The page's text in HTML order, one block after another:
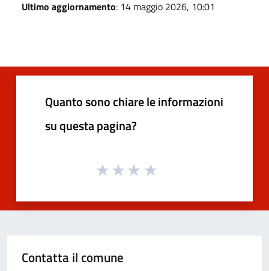
Ultimo aggiornamento: 14 maggio 2026, 10:01
Quanto sono chiare le informazioni
su questa pagina?
Contatta il comune